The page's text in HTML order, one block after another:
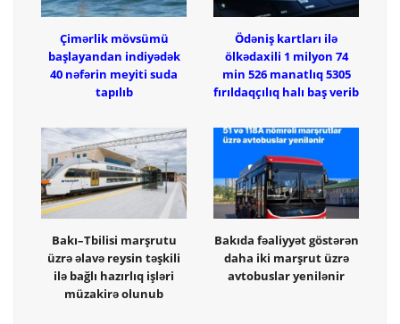
Çimərlik mövsümü
başlayandan indiyədək
40 nəfərin meyiti suda
tapılıb
Ödəniş kartları ilə
ölkədaxili 1 milyon 74
min 526 manatlıq 5305
fırıldaqçılıq halı baş verib
Bakı–Tbilisi marşrutu
üzrə əlavə reysin təşkili
ilə bağlı hazırlıq işləri
müzakirə olunub
Bakıda fəaliyyət göstərən
daha iki marşrut üzrə
avtobuslar yenilənir